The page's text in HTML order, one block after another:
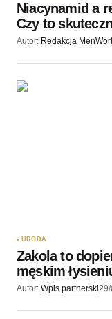
Niacynamid a
Czy to
Autor: Redakcja
URODA
Zakola to
męskim
Autor: Wpis partnerski